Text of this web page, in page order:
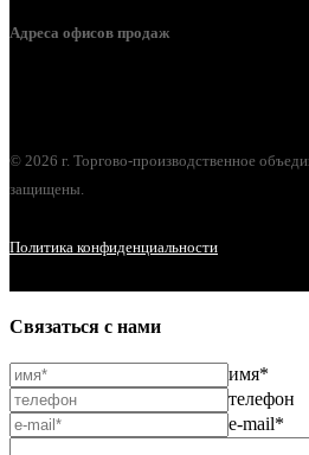
Адреса офисов продаж
© 2026 г. Торгово-производственное
защищены.
Политика конфиденциальности
Связаться с нами
имя*
телефон
e-mail*